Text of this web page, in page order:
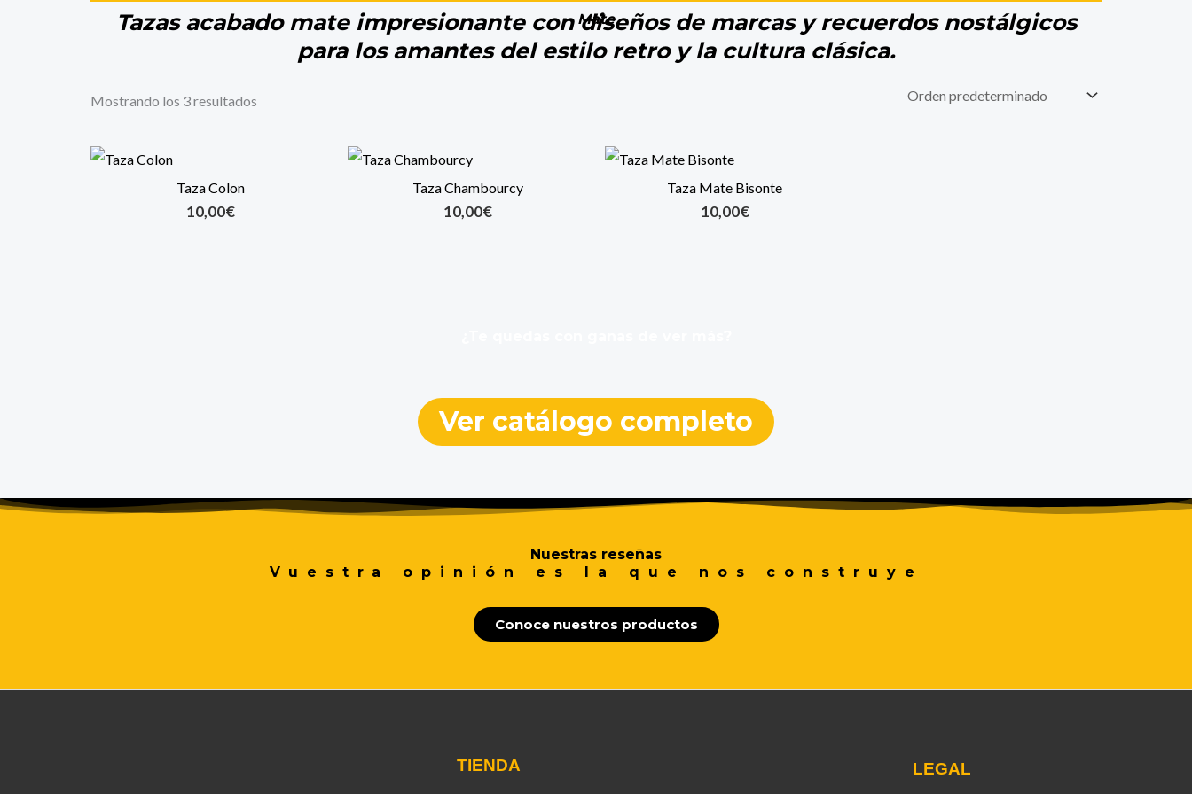
Mate
Tazas acabado mate impresionante con diseños de marcas y recuerdos nostálgicos
para los amantes del estilo retro y la cultura clásica.
Mostrando los 3 resultados
Taza Colon
10,00€
Taza Chambourcy
10,00€
Taza Mate Bisonte
10,00€
Ver catálogo completo
Nuestras reseñas
Vuestra opinión es la que nos construye
Conoce nuestros productos
TIENDA LEGAL